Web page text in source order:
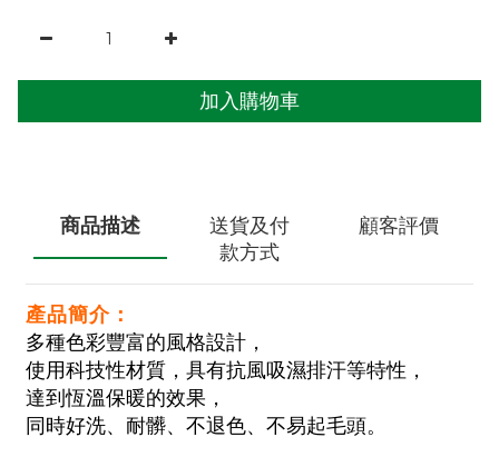
加入購物車
商品描述
送貨及付
款方式
顧客評價
產品簡介：
多種色彩豐富的風格設計，
使用科技性材質，具有抗風吸濕排汗等特性，
達到恆溫保暖的效果，
同時好洗、耐髒、不退色、不易起毛頭。